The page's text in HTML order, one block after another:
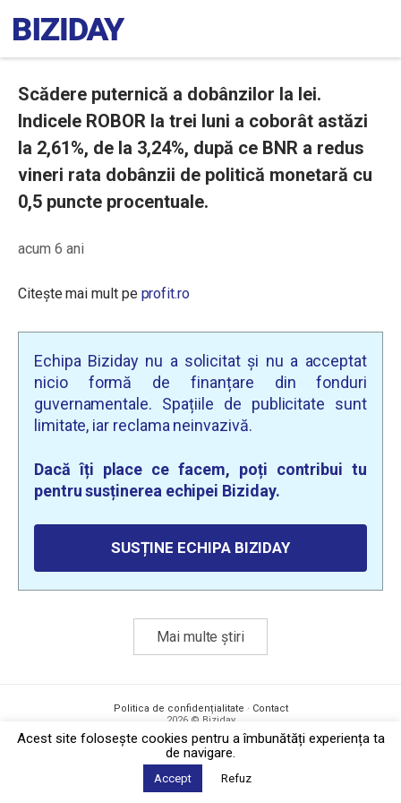
Scădere puternică a dobânzilor la lei.
Indicele ROBOR la trei luni a coborât astăzi
la 2,61%, de la 3,24%, după ce BNR a redus
vineri rata dobânzii de politică monetară cu
0,5 puncte procentuale.
acum 6 ani
Citește mai mult pe profit.ro
Echipa Biziday nu a solicitat și nu a acceptat
nicio formă de finanțare din fonduri
guvernamentale. Spațiile de publicitate sunt
limitate, iar reclama neinvazivă.
Dacă îți place ce facem, poți contribui tu
pentru susținerea echipei Biziday.
SUSȚINE ECHIPA BIZIDAY
Mai multe știri
Politica de confidențialitate · Contact
2026 © Biziday
Acest site foloseşte cookies pentru a îmbunătăți experiența ta
de navigare.
Accept Refuz